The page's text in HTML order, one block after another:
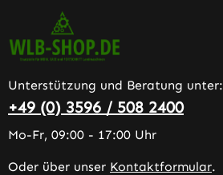
Unterstützung und Beratung unter:
+49 (0) 3596 / 508 2400
Mo-Fr, 09:00 - 17:00 Uhr
Oder über unser Kontaktformular.